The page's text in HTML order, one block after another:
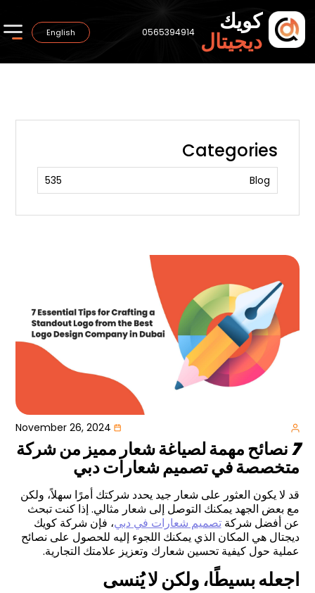
كويك
ديجيتال 0565394914
English
November 26, 2024
7نصائح مهمة لصياغة شعار مميز من شركة
متخصصة في تصميم شعارات دبي
قد لا يكون العثور على شعار جيد يحدد شركتك أمرًا سهلاً، ولكن
مع بعض الجهد يمكنك التوصل إلى شعار مثالي. إذا كنت تبحث
عن أفضل شركةتصميم شعارات في دبي، فإن شركة كويك
ديجتال هي المكان الذي يمكنك اللجوء إليه للحصول على نصائح
عملية حول كيفية تحسين شعارك وتعزيز علامتك التجارية.
اجعله بسيطًا، ولكن لا يُنسى
Categories
Blog
535